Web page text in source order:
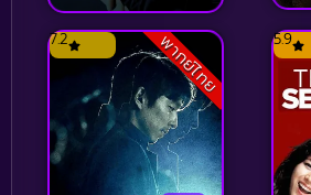
Political การเมือง
Post-Apocalyptic
Prime Video
Psychological (จิตวิทยา)
เป็นยากูซ่า 2 (2003)
พากย์ไทย
7.2 5.9